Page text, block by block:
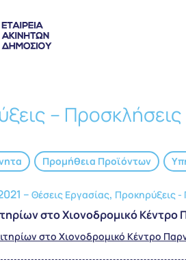
– Προσκλήσεις
Προμήθεια Προϊόντων
– Θέσεις Εργασίας, Προκηρύξεις -
στο Χιονοδρομικό
στο Χιονοδρομικό Κέντρο